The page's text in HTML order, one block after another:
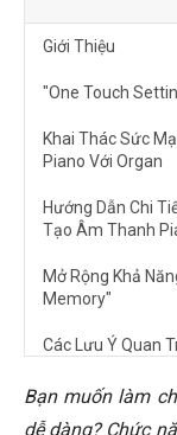
Giới Thiệu
"One Touch
Khai Thác Sức
Piano Với Organ
Hướng Dẫn Chi
Tạo Âm Thanh
Mở Rộng Khả
Memory"
Các Lưu Ý Quan
Câu Hỏi Thường
Bạn muốn làm
dễ dàng? Chức